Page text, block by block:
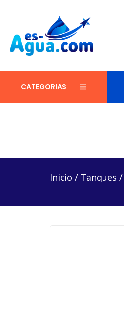
CATEGORIAS
Inicio / Tanques /